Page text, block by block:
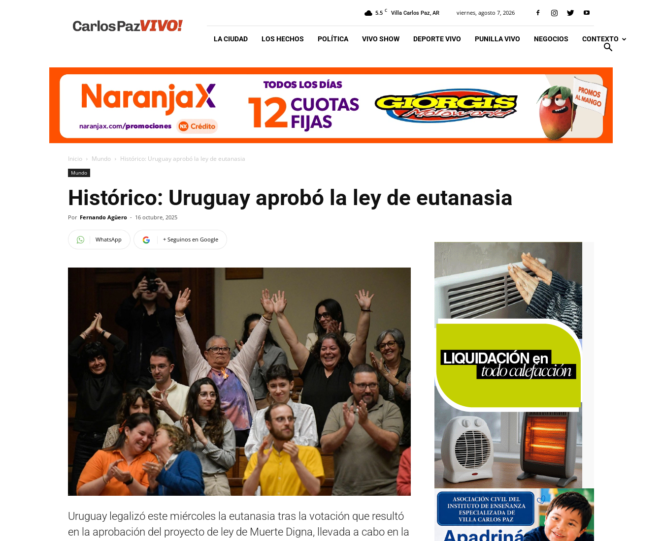
Vivo
5.5 C Villa Carlos Paz, AR viernes, agosto 7, 2026
LA CIUDAD LOS HECHOS POLÍTICA VIVO SHOW DEPORTE VIVO PUNILLA VIVO NEGOCIOS CONTEXTO
Inicio Mundo Histórico: Uruguay aprobó la ley de eutanasia
Mundo
Histórico: Uruguay aprobó la ley de eutanasia
Por Fernando Agüero - 16 octubre, 2025
WhatsApp + Seguinos en Google
Uruguay legalizó este miércoles la eutanasia tras la votación que resultó
en la aprobación del proyecto de ley de Muerte Digna, llevada a cabo en la